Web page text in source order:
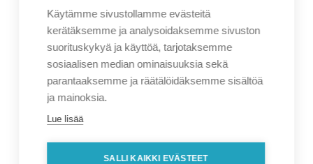
Käytämme sivustollamme evästeitä
kerätäksemme ja analysoidaksemme sivuston
suorituskykyä ja käyttöä, tarjotaksemme
sosiaalisen median ominaisuuksia sekä
parantaaksemme ja räätälöidäksemme sisältöä
ja mainoksia.
Lue lisää
SALLI KAIKKI EVÄSTEET